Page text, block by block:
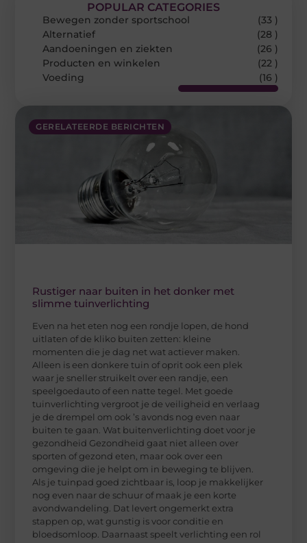
GERELATEERDE BERICHTEN
Rustiger naar buiten in het donker met
slimme tuinverlichting
Even na het eten nog een rondje lopen, de hond
uitlaten of de kliko buiten zetten: kleine
momenten die je dag net wat actiever maken.
Alleen is een donkere tuin of oprit ook een plek
waar je sneller struikelt over een randje, een
speelgoedauto of een natte tegel. Met goede
tuinverlichting vergroot je de veiligheid en verlaag
je de drempel om ook ’s avonds nog even naar
buiten te gaan. Wat buitenverlichting doet voor je
gezondheid Gezondheid gaat niet alleen over
sporten of gezond eten, maar ook over een
omgeving die je helpt om in beweging te blijven.
Als je tuinpad goed zichtbaar is, loop je makkelijker
nog even naar de schuur of maak je een korte
avondwandeling. Dat levert ongemerkt extra
stappen op, wat gunstig is voor conditie en
bloedsomloop. Daarnaast speelt verlichting een rol
POPULAR CATEGORIES
Bewegen zonder sportschool
(33 )
Alternatief
(28 )
Aandoeningen en ziekten
(26 )
Producten en winkelen
(22 )
Voeding
(16 )